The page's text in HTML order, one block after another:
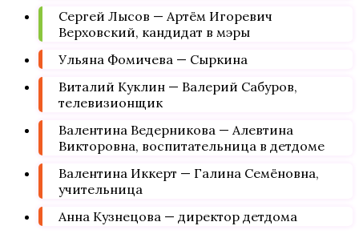
Сергей Лысов — Артём Игоревич
Верховский, кандидат в мэры
Ульяна Фомичева — Сыркина
Виталий Куклин — Валерий Сабуров,
телевизионщик
Валентина Ведерникова — Алевтина
Викторовна, воспитательница в детдоме
Валентина Иккерт — Галина Семёновна,
учительница
Анна Кузнецова — директор детдома